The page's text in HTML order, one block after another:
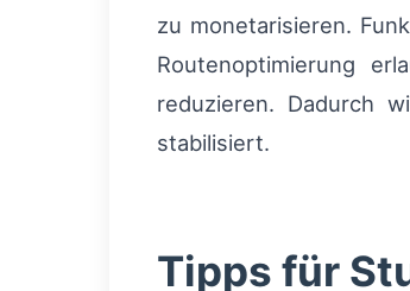
zu monetarisieren.
Routenoptimierung
reduzieren. Dadurch
stabilisiert.
Tipps für